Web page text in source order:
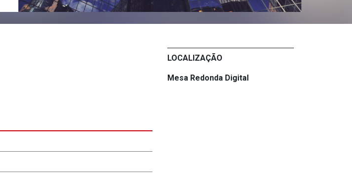
LOCALIZAÇÃO
Mesa Redonda Digital